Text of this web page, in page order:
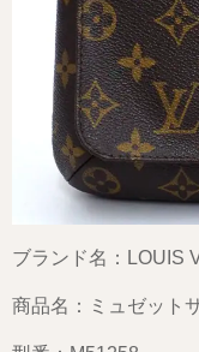
ブランド名：LOUIS
商品名：ミュゼット